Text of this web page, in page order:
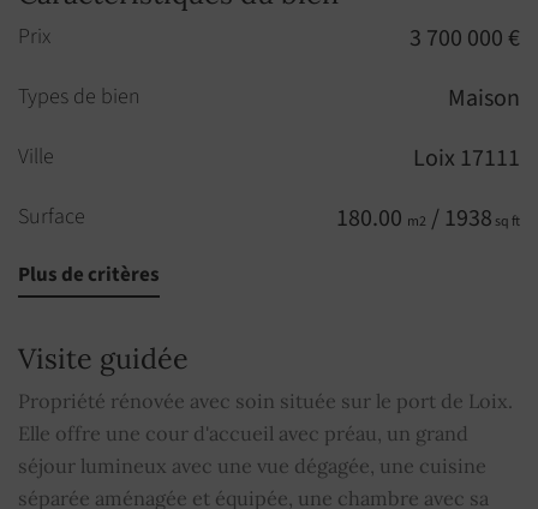
Prix 3 700 000 €
Types de bien Maison
Ville Loix 17111
Surface 180.00 m2 / 1938 sq ft
Pièces
Salles de douche 4
Piscine OUI
Plus de critères
Visite guidée
Propriété rénovée avec soin située sur le port de Loix.
Elle offre une cour d'accueil avec préau, un grand
séjour lumineux avec une vue dégagée, une cuisine
séparée aménagée et équipée, une chambre avec sa